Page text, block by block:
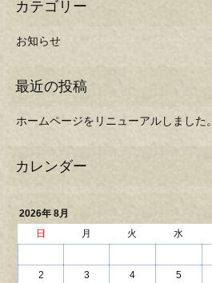
お知らせ
ホームページをリニューアルしました。
2026年 8月
日
月 火 水
2
3 4 5